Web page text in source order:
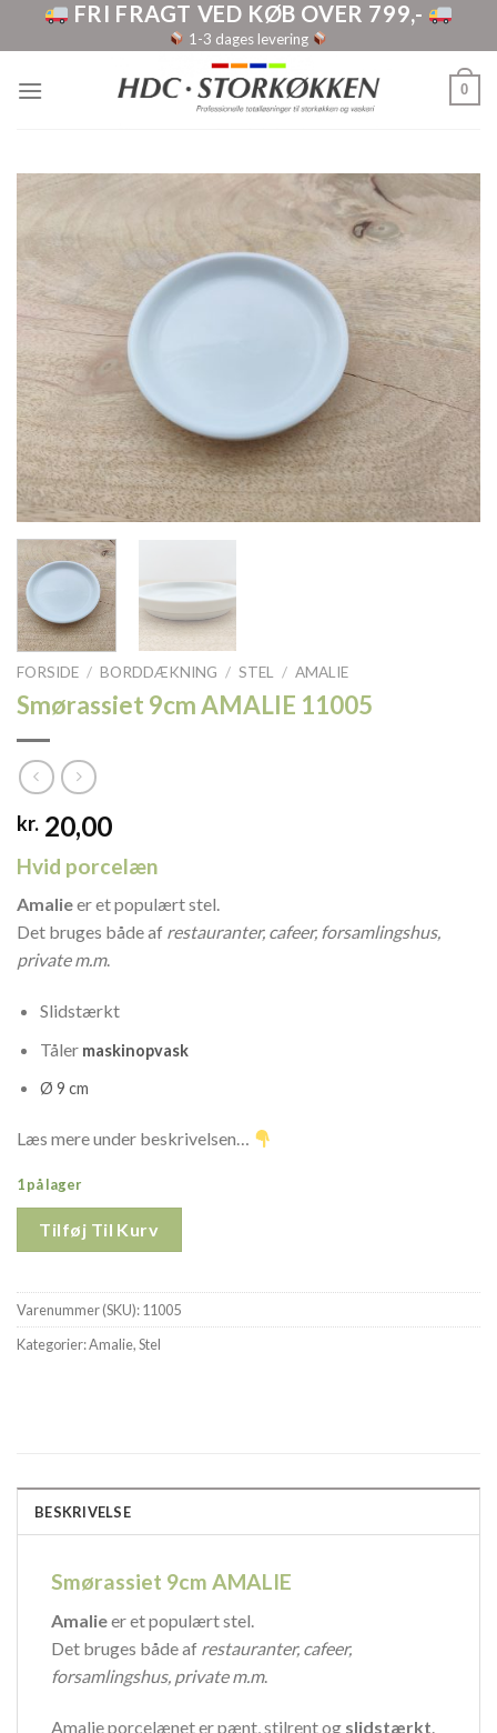
FRI FRAGT VED KØB OVER 799,-
1-3 dages levering
0
FORSIDE / BORDDÆKNING / STEL / AMALIE
Smørassiet 9cm AMALIE 11005
kr. 20,00
Hvid porcelæn
Amalieer et populært stel.
Det bruges både af restauranter, cafeer, forsamlingshus,
private m.m.
Slidstærkt
Tålermaskinopvask
Ø 9 cm
Læs mere under beskrivelsen…
1 på lager
Tilføj Til Kurv
Varenummer (SKU):11005
Kategorier:Amalie,Stel
BESKRIVELSE
Smørassiet 9cm AMALIE
Amalieer et populært stel.
Det bruges både af restauranter, cafeer,
forsamlingshus, private m.m.
Amalie porcelænet er pænt, stilrent og slidstærkt